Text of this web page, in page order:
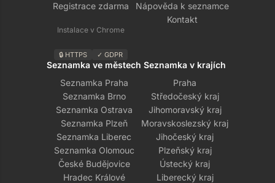
Registrace zdarma
Instalace v Chrome
🔒 HTTPS ✓ GDPR
Nápověda k seznamce
Kontakt
Seznamka ve městech
Seznamka Praha
Seznamka Brno
Seznamka Ostrava
Seznamka Plzeň
Seznamka Liberec
Seznamka Olomouc
České Budějovice
Hradec Králové
Seznamka v krajích
Praha
Středočeský kraj
Jihomoravský kraj
Moravskoslezský kraj
Jihočeský kraj
Plzeňský kraj
Ústecký kraj
Liberecký kraj